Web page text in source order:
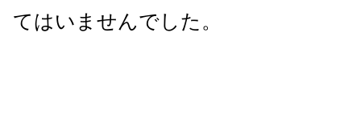
てはいませんでした。